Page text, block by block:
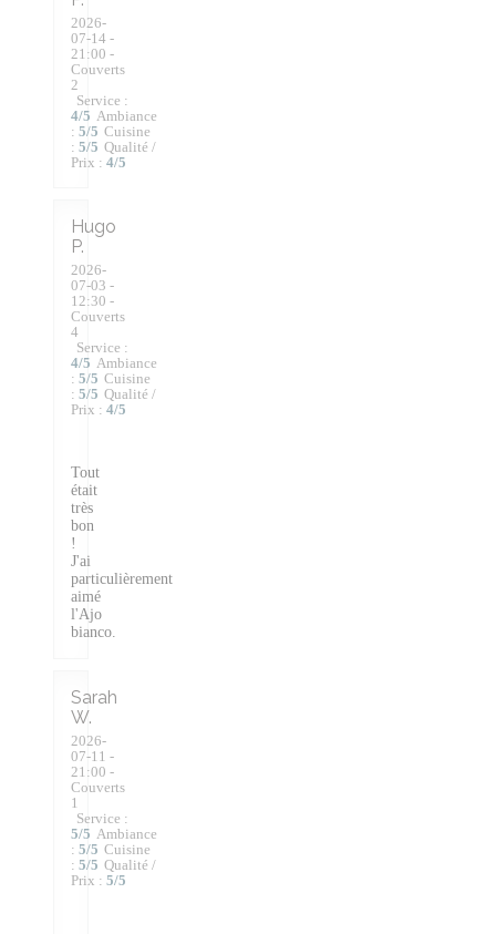
2026-
07-14 -
21:00 -
Couverts
2
Service :
4/5 Ambiance
: 5/5 Cuisine
: 5/5 Qualité /
Prix : 4/5
Hugo
P
2026-
07-03 -
12:30 -
Couverts
4
Service :
4/5 Ambiance
: 5/5 Cuisine
: 5/5 Qualité /
Prix : 4/5
Tout
était
très
bon
!
J'ai
particulièrement
aimé
l'Ajo
bianco.
Sarah
W
2026-
07-11 -
21:00 -
Couverts
1
Service :
5/5 Ambiance
: 5/5 Cuisine
: 5/5 Qualité /
Prix : 5/5